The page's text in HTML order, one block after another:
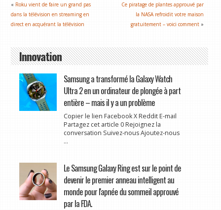
« Roku vient de faire un grand pas
dans la télévision en streaming en
direct en acquérant la télévision
Ce piratage de plantes approuvé par
la NASA refroidit votre maison
gratuitement – voici comment »
Innovation
Samsung a transformé la Galaxy Watch
Ultra 2 en un ordinateur de plongée à part
entière – mais il y a un problème
Copier le lien Facebook X Reddit E-mail
Partagez cet article 0 Rejoignez la
conversation Suivez-nous Ajoutez-nous
...
Le Samsung Galaxy Ring est sur le point de
devenir le premier anneau intelligent au
monde pour l'apnée du sommeil approuvé
par la FDA.